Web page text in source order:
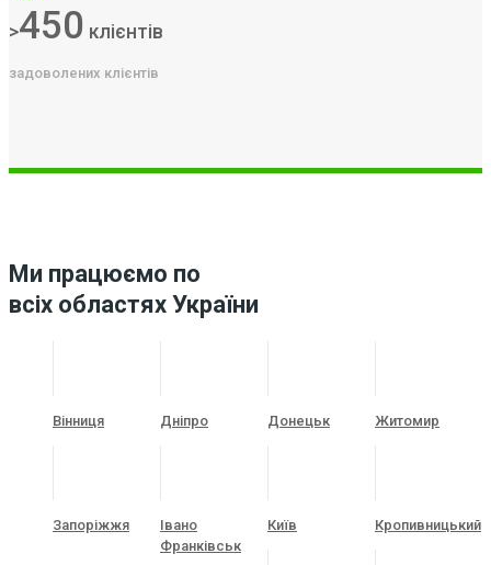
>450 клієнтів
задоволених клієнтів
Ми працюємо по
всіх областях України
Вінниця Дніпро Донецьк Житомир
Запоріжжя
Івано
Франківськ
Київ Кропивницький